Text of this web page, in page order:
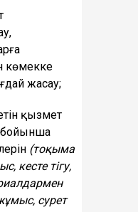
көмекке
жасау;
қызмет
бойынша
(тоқыма
кесте тігу,
сурет